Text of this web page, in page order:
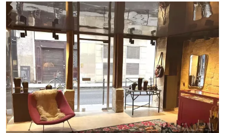
Cession de bail commercial de 37 m2 - Paris 03
READ MORE